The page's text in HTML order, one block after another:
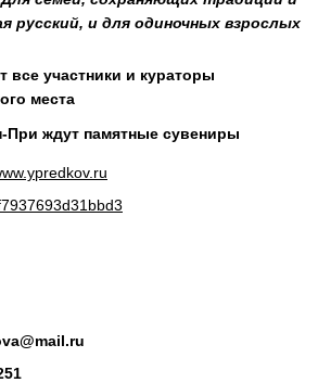
русский, и для одиночных взрослых
участники и кураторы
места
При ждут памятные сувениры